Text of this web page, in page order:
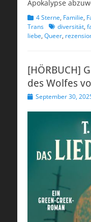
Apokalypse
Kategorien
4 Sterne, Familie,
Trans Schlagworte
diversität,
liebe, Queer,
[HÖRBUCH]
des Wolfes
Veröffentlicht
September 30,